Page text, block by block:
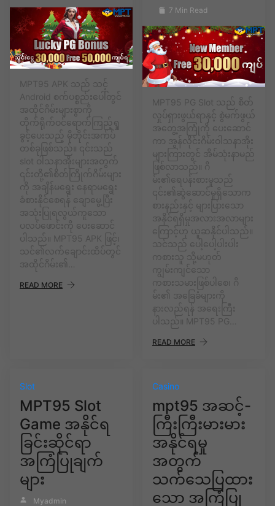
MPT95 APK သည် သင့်
Android စက်ပစ္စည်းပေါ်တွင်
အထိုင်ဂိမ်းများစွာကို
တိုက်ရိုက်ဝင်ရောက်ကြည့်ရှု
ခွင့်ပေးသည့် မိုဘိုင်းအက်ပ်
တစ်ခုဖြစ်သည်။ ၎င်းသည်
slot ဝါသနာအိုးများအတွက်
၎င်းတို့၏စိတ်ကြိုက်ဂိမ်းများ
ကို အချိန်မရွေး နေရာမရွေး
ခံစားနိုင်စေရန် ချောမွေ့ပြီး
အသုံးပြုရလွယ်ကူသော
ပလပ်ဖောင်းကို ပေးဆောင်
ပါသည်။ MPT95 APK ဖြင့်၊
သင်၏လက်ချောင်းထိပ်တွင်
အထိုင်ဂိမ်း၏…
READ MORE
7 Min Read
MPT95 PG Slot သည် စိတ်
လှုပ်ရှားဖွယ်ရာနှင့် စွဲမက်ဖွယ်
အတွေ့အကြုံကို ပေးဆောင်
ကာ အွန်လိုင်းဂိမ်းဝါသနာအိုး
များကြားတွင် အိမ်သုံးနာမည်
ဖြစ်လာသည်။ ဂိ
မ်း၏ရေပန်းစားမှုသည်
၎င်း၏ဆွဲဆောင်မှုရှိသောက
စားနည်းနှင့် များပြားသော
အနိုင်ရရှိမှုအလားအလာများ
ကြောင့်ဟု ယူဆနိုင်ပါသည်။
သင်သည် ပေါ့ပေါ့ပါးပါး
ကစားသူ သို့မဟုတ်
ကျွမ်းကျင်သော
ကစားသမားဖြစ်ပါစေ၊ ဂိ
မ်း၏ အခြေခံများကို
နားလည်ရန် အရေးကြီး
ပါသည်။ MPT95 PG…
READ MORE
Slot
MPT95 Slot
Game အနိုင်ရ
ခြင်းဆိုင်ရာ
အကြံပြုချက်
များ
Myadmin
Casino
mpt95 အဆင့်-
ကြီးကြီးမားမား
အနိုင်ရမှု
အတွက်
သက်သေပြထား
သော အကြံပြု